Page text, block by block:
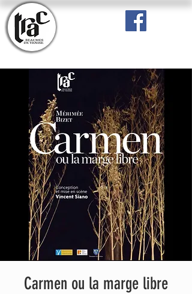
Carmen ou la marge libre